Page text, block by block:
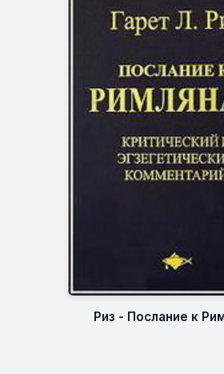
Риз - Послание к